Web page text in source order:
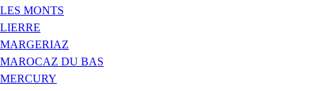
LES MONTS
LIERRE
MARGERIAZ
MAROCAZ DU BAS
MERCURY